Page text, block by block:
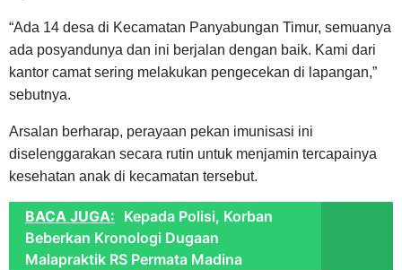
“Ada 14 desa di Kecamatan Panyabungan Timur, semuanya
ada posyandunya dan ini berjalan dengan baik. Kami dari
kantor camat sering melakukan pengecekan di lapangan,”
sebutnya.
Arsalan berharap, perayaan pekan imunisasi ini
diselenggarakan secara rutin untuk menjamin tercapainya
kesehatan anak di kecamatan tersebut.
BACA JUGA: Kepada Polisi, Korban
Beberkan Kronologi Dugaan
Malapraktik RS Permata Madina